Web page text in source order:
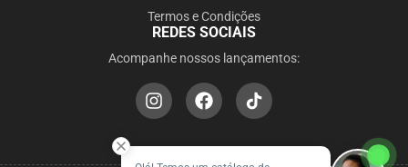
Termos e Condições
REDES SOCIAIS
Acompanhe nossos lançamentos: